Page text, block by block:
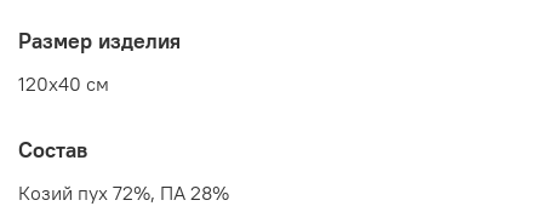
Размер изделия
120x40 см
Состав
Козий пух 72%, ПА 28%